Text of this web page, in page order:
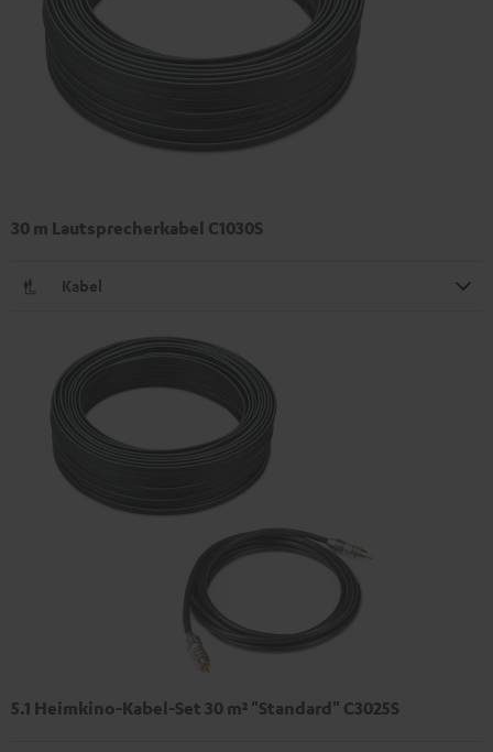
30 m Lautsprecherkabel C1030S
Kabel
5.1 Heimkino-Kabel-Set 30 m² "Standard" C3025S